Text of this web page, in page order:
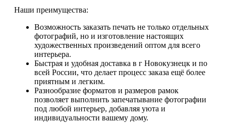
Наши преимущества:
Возможность заказать печать не только отдельных
фотографий, но и изготовление настоящих
художественных произведений оптом для всего
интерьера.
Быстрая и удобная доставка в г Новокузнецк и по
всей России, что делает процесс заказа ещё более
приятным и легким.
Разнообразие форматов и размеров рамок
позволяет выполнить запечатывание фотографии
под любой интерьер, добавляя уюта и
индивидуальности вашему дому.